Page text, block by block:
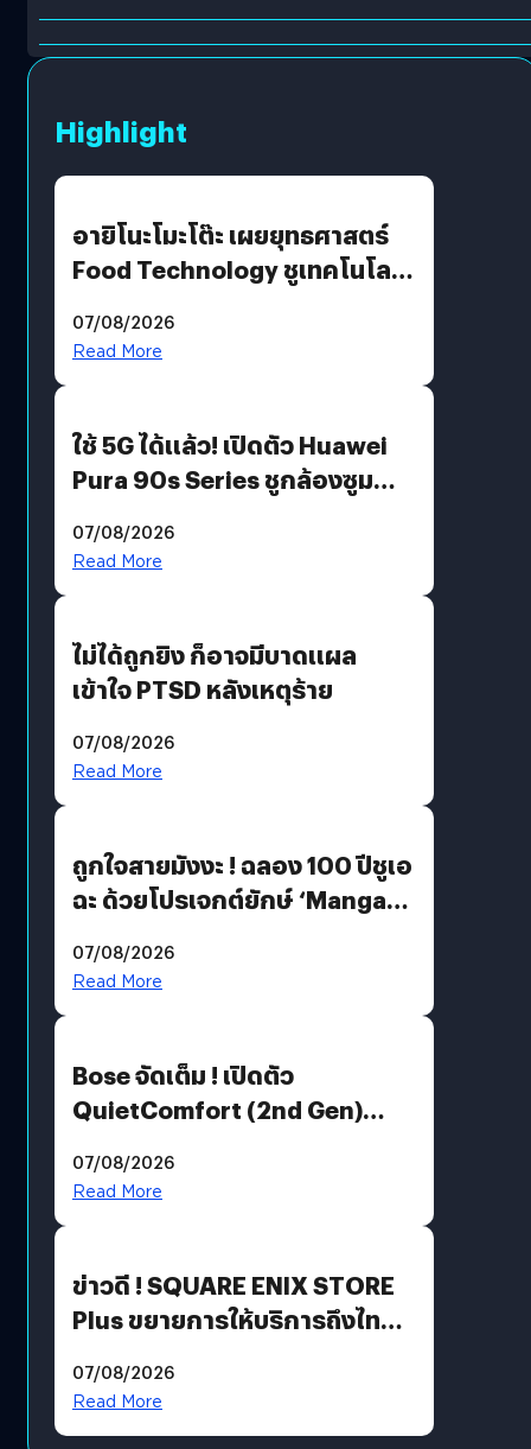
Highlight
อายิโนะโมะโต๊ะ เผยยุทธศาสตร์
Food Technology ชูเทคโนโลยี
บริโภคและ B2B
07/08/2026
Read More
ใช้ 5G ได้แล้ว! เปิดตัว Huawei
Pura 90s Series ชูกล้องซูม
07/08/2026
Read More
ไม่ได้ถูกยิง ก็อาจมีบาดแผล
เข้าใจ PTSD หลังเหตุร้าย
07/08/2026
Read More
ถูกใจสายมังงะ ! ฉลอง 100 ปีชูเอ
ฉะ ด้วยโปรเจกต์ยักษ์ ‘Manga
มีภาษาไทยด้วย
07/08/2026
Read More
Bose จัดเต็ม ! เปิดตัว
QuietComfort (2nd Gen)
07/08/2026
Read More
ข่าวดี ! SQUARE ENIX STORE
Plus ขยายการให้บริการถึงไทย
โดยตรง
07/08/2026
Read More